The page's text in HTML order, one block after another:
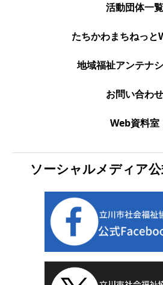
活動団体一覧
たちかわまちねっと
地域福祉アンテナ
お問い合わせ
Web資料室
ソーシャルメディア